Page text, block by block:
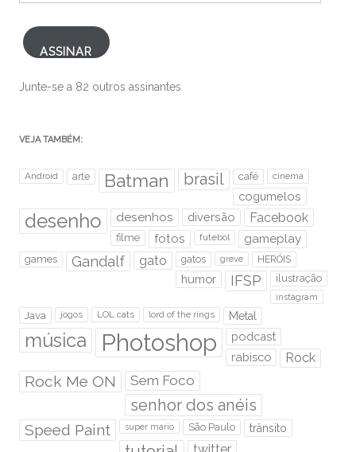
ASSINAR
Junte-se a 82 outros assinantes
VEJA TAMBÉM:
Android arte Batman brasil café cinema
cogumelos
desenho desenhos diversão Facebook
filme fotos futebol gameplay
games Gandalf gato gatos greve HERÓIS
humor IFSP ilustração
instagram
Java jogos LOL cats lord of the rings Metal
música Photoshop
podcast
rabisco
Rock
Rock Me ON Sem Foco
senhor dos anéis
Speed Paint super mario São Paulo trânsito